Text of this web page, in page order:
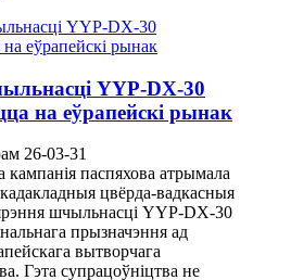
YYP-DX-30
на еўрапейскі рынак
26-03-31
паспяхова атрымала
цвёрда-вадкасныя
шчыльнасці YYP-DX-30
прызначэння ад
вытворчага
Гэта супрацоўніцтва не